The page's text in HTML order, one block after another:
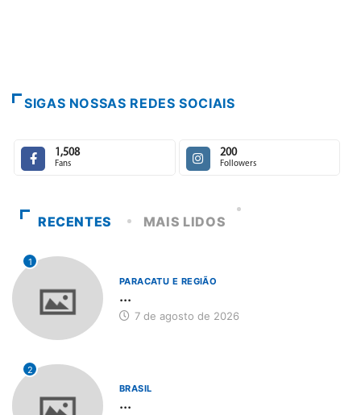
SIGAS NOSSAS REDES SOCIAIS
1,508
Fans
200
Followers
RECENTES MAIS LIDOS
1
PARACATU E REGIÃO
...
7 de agosto de 2026
2
BRASIL
...